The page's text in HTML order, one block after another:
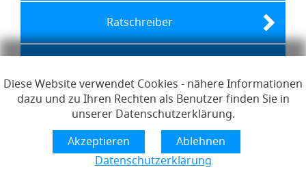
Diese Website verwendet Cookies - nähere Informationen
dazu und zu Ihren Rechten als Benutzer finden Sie in
unserer Datenschutzerklärung.
Datenschutzerklärung
Ratschreiber
Links zur Hilfe, Impressum, Datenschutzerklärung,
Hilfe Impressum Datenschutzerklärung
Erklärung zur Barrierefreiheit
Lizenzen
Öffnet im Dialogfenster.